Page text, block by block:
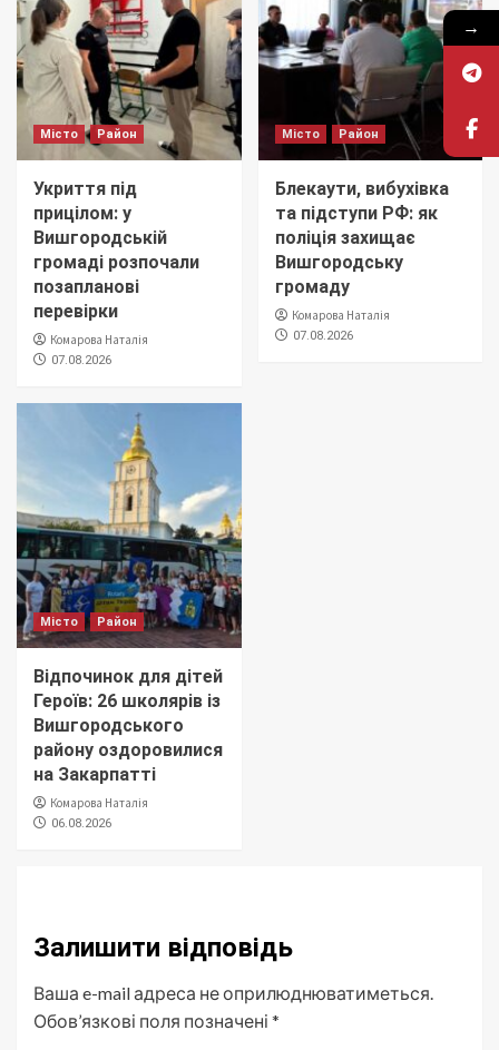
Місто Район
Укриття під
прицілом: у
Вишгородській
громаді розпочали
позапланові
перевірки
Комарова Наталія
07.08.2026
Місто Район
Блекаути, вибухівка
та підступи РФ: як
поліція захищає
Вишгородську
громаду
Комарова Наталія
07.08.2026
Місто Район
Відпочинок для дітей
Героїв: 26 школярів із
Вишгородського
району оздоровилися
на Закарпатті
Комарова Наталія
06.08.2026
Залишити відповідь
Ваша e-mail адреса не оприлюднюватиметься.
Обов’язкові поля позначені *
→